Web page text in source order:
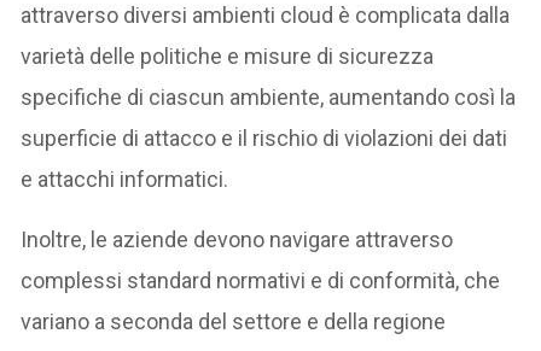
attraverso diversi ambienti cloud è complicata dalla
varietà delle politiche e misure di sicurezza
specifiche di ciascun ambiente, aumentando così la
superficie di attacco e il rischio di violazioni dei dati
e attacchi informatici.
Inoltre, le aziende devono navigare attraverso
complessi standard normativi e di conformità, che
variano a seconda del settore e della regione